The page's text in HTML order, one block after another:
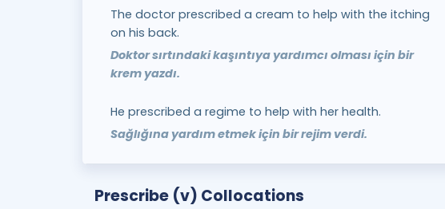
The doctor prescribed a cream to help with the itching
on his back.
Doktor sırtındaki kaşıntıya yardımcı olması için bir
krem yazdı.
He prescribed a regime to help with her health.
Sağlığına yardım etmek için bir rejim verdi.
Prescribe (v) Collocations